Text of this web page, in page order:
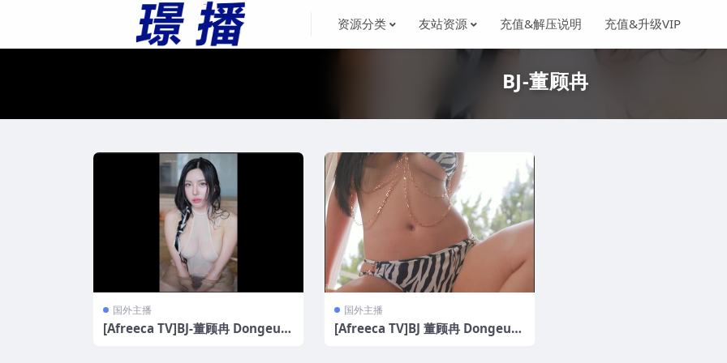
资源分类 友站资源 充值&解压说明 充值&升级VIP
BJ-董顾冉
国外主播
[Afreeca TV]BJ-董顾冉 Dongeura
国外主播
[Afreeca TV]BJ 董顾冉 Dongeura